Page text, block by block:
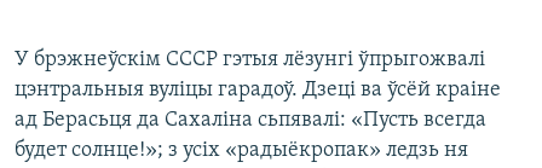
У брэжнеўскім СССР гэтыя лёзунгі ўпрыгожвалі
цэнтральныя вуліцы гарадоў. Дзеці ва ўсёй краіне
ад Берасьця да Сахаліна сьпявалі: «Пусть всегда
будет солнце!»; з усіх «радыёкропак» ледзь ня